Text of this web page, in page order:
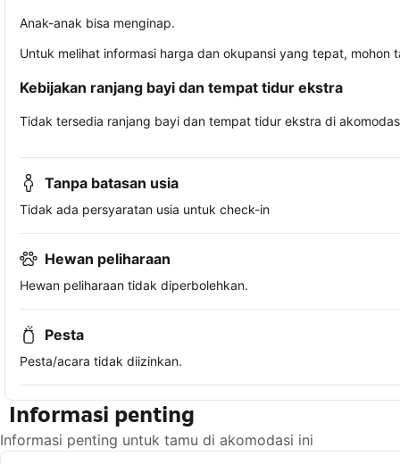
Anak-anak bisa menginap.
Untuk melihat informasi harga dan okupansi yang tepat,
Kebijakan ranjang bayi dan tempat tidur ekstra
Tidak tersedia ranjang bayi dan tempat tidur ekstra di
Tanpa batasan usia
Tidak ada persyaratan usia untuk check-in
Hewan peliharaan
Hewan peliharaan tidak diperbolehkan.
Pesta
Pesta/acara tidak diizinkan.
Informasi penting
Informasi penting untuk tamu di akomodasi ini